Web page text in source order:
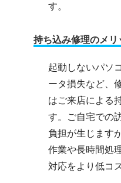
す。
持ち込み修理のメリ
起動しないパソ
ータ損失など、
はご来店による
す。ご自宅での
負担が生じます
作業や長時間処
対応をより低コ